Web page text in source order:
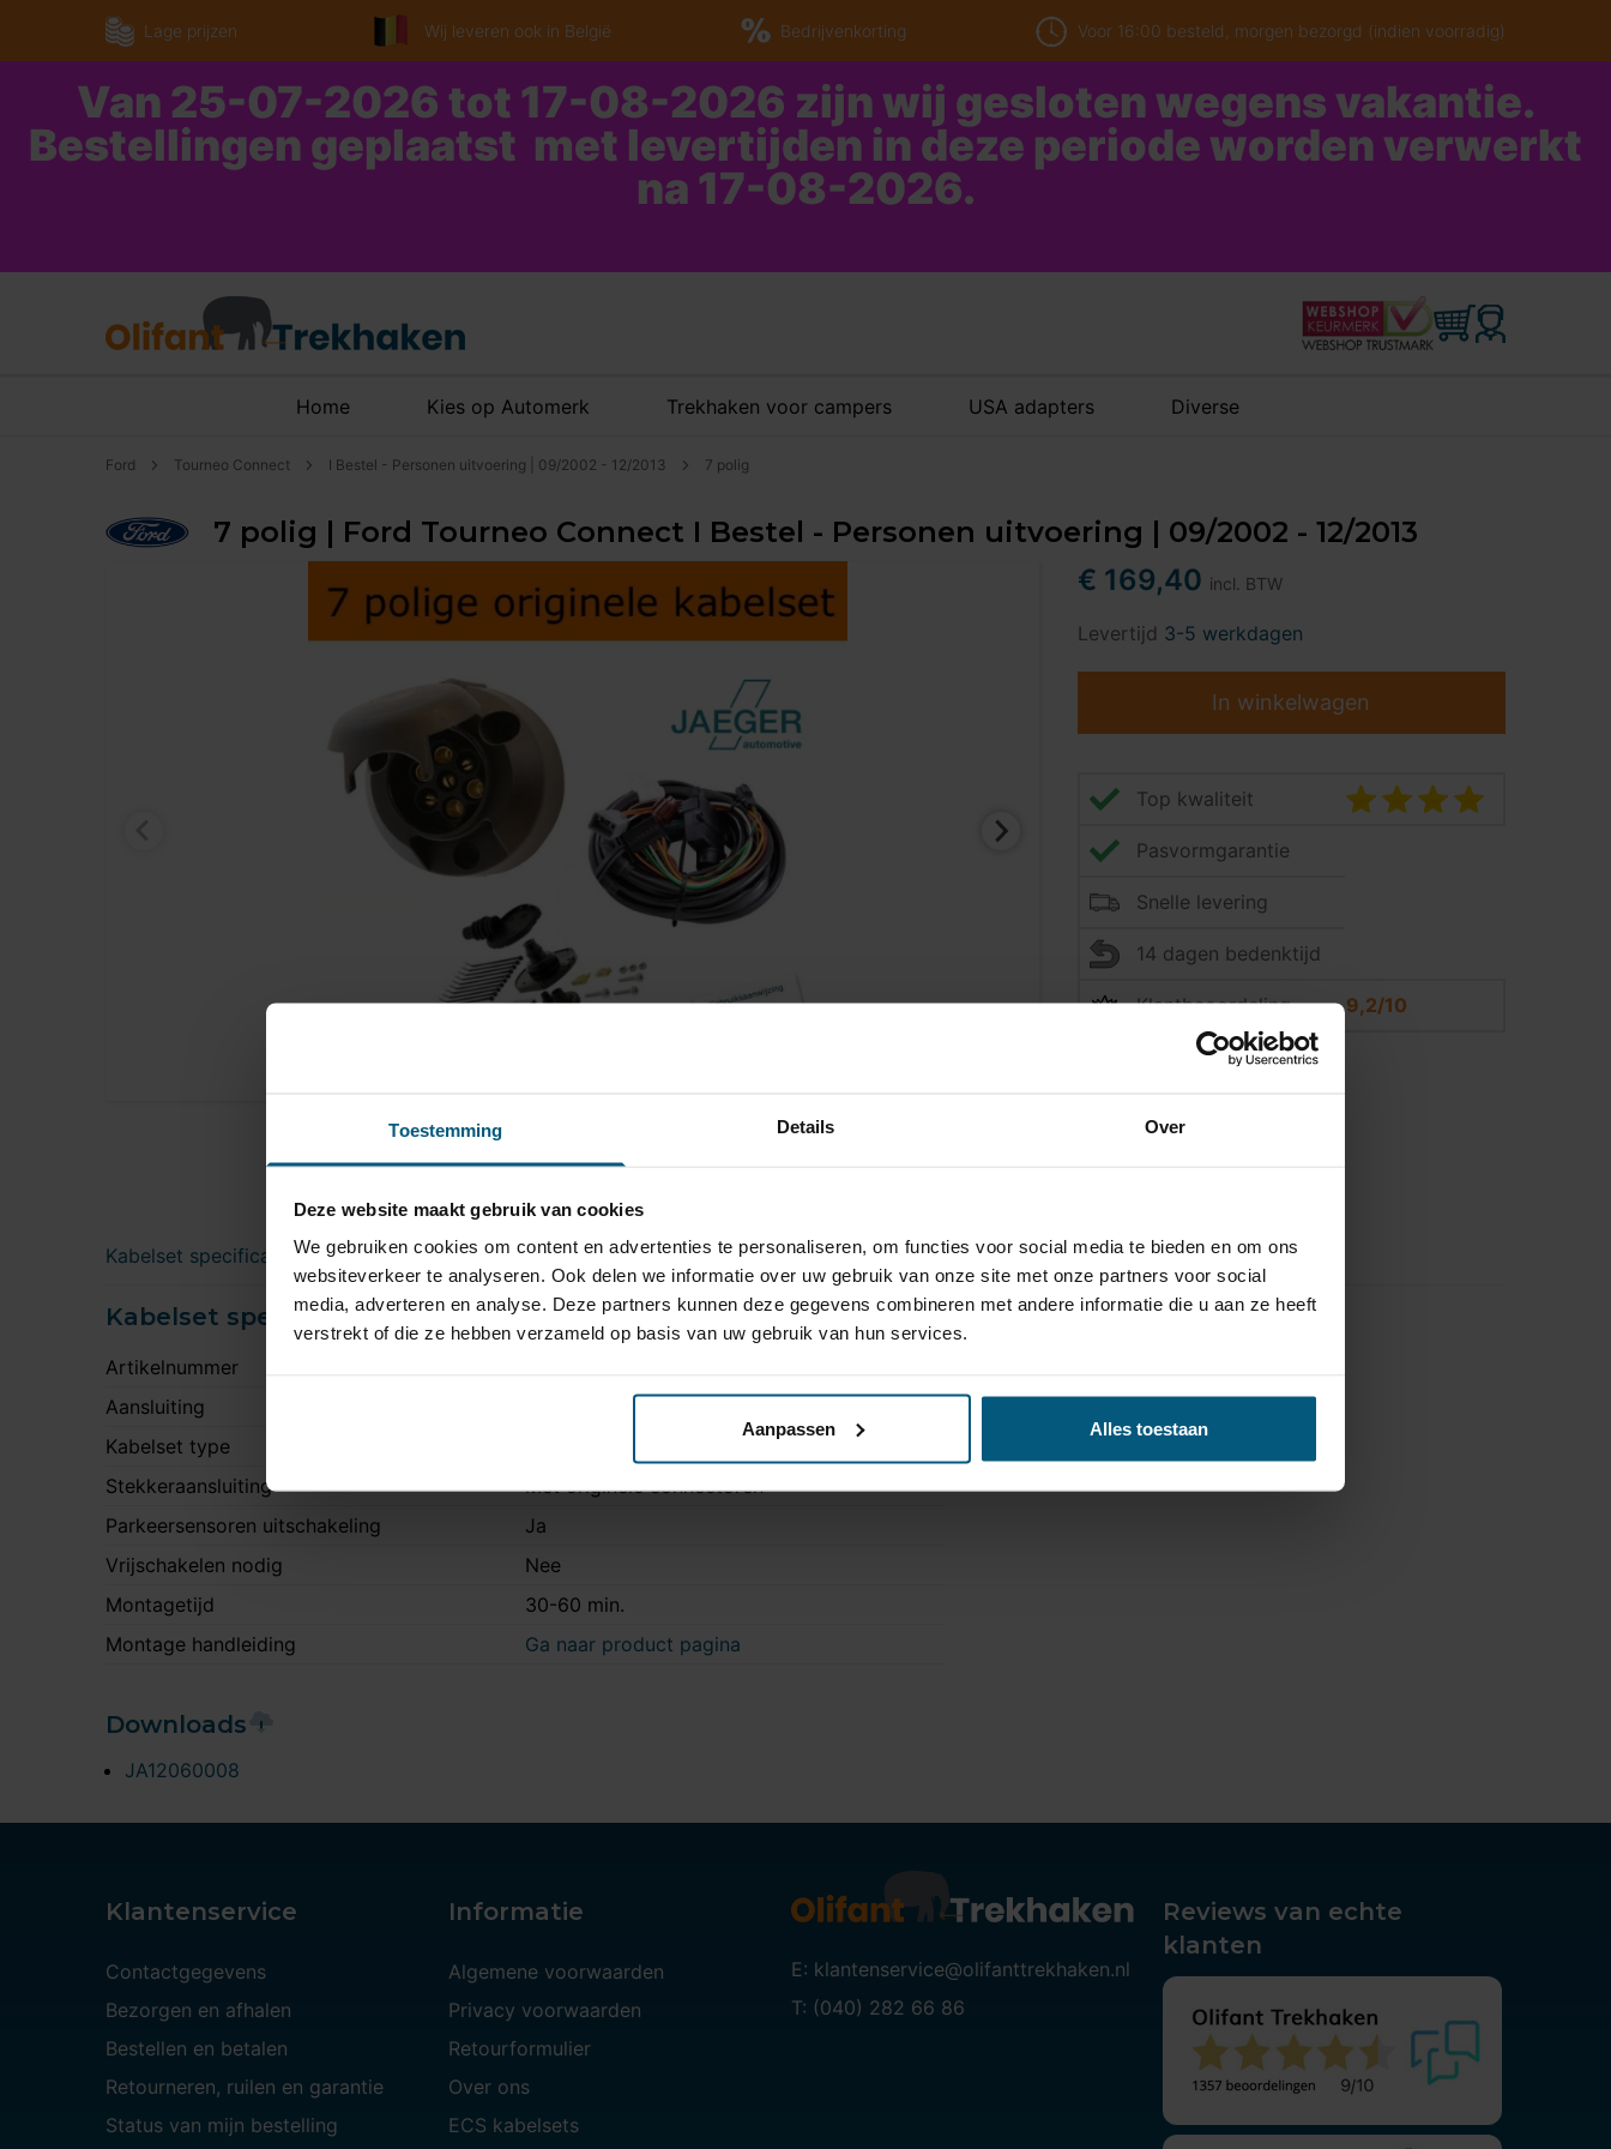
Toestemming Details Over
Deze website maakt gebruik van cookies
We gebruiken cookies om content en advertenties te personaliseren, om functies voor social media te bieden en om ons
websiteverkeer te analyseren. Ook delen we informatie over uw gebruik van onze site met onze partners voor social
media, adverteren en analyse. Deze partners kunnen deze gegevens combineren met andere informatie die u aan ze heeft
verstrekt of die ze hebben verzameld op basis van uw gebruik van hun services.
Aanpassen Alles toestaan
Lage prijzen Wij leveren ook in België Bedrijvenkorting Voor 16:00 besteld, morgen bezorgd (indien voorradig)
Van 25-07-2026 tot 17-08-2026 zijn wij gesloten wegens vakantie.
Bestellingen geplaatst met levertijden in deze periode worden verwerkt
na 17-08-2026.
Home Kies op Automerk Trekhaken voor campers USA adapters Diverse
Ford Tourneo Connect I Bestel - Personen uitvoering | 09/2002 - 12/2013 7 polig
7 polig | Ford Tourneo Connect I Bestel - Personen uitvoering | 09/2002 - 12/2013
€ 169,40 incl. BTW
Levertijd 3-5 werkdagen
In winkelwagen
Top kwaliteit
Pasvormgarantie
Snelle levering
14 dagen bedenktijd
Klantbeoordeling 9,2/10
Kabelset specificatie Downloads
Kabelset specificatie
Artikelnummer
Aansluiting
Kabelset type
Stekkeraansluiting
Met originele connectoren
Parkeersensoren uitschakeling
Ja
Vrijschakelen nodig
Nee
Montagetijd
30-60 min.
Montage handleiding
Ga naar product pagina
Downloads
JA12060008
Klantenservice
Contactgegevens
Bezorgen en afhalen
Bestellen en betalen
Retourneren, ruilen en garantie
Status van mijn bestelling
Informatie
Algemene voorwaarden
Privacy voorwaarden
Retourformulier
Over ons
ECS kabelsets
E: klantenservice@olifanttrekhaken.nl
T: (040) 282 66 86
Reviews van echte
klanten